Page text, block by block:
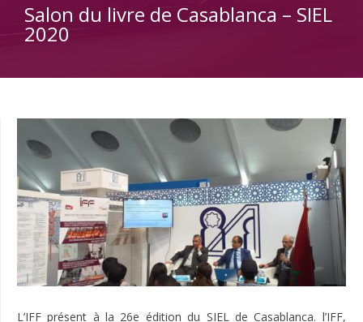
Salon du livre de Casablanca – SIEL
2020
L’IFF présent à la 26e édition du SIEL de Casablanca. l’IFF,